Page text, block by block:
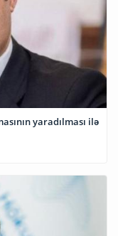
yaradılması ilə